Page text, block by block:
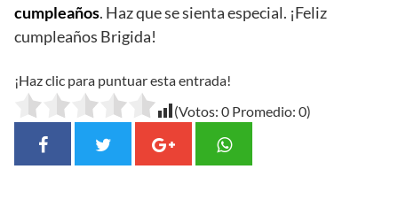
cumpleaños. Haz que se sienta especial. ¡Feliz
cumpleaños Brigida!
¡Haz clic para puntuar esta entrada!
(Votos: 0 Promedio: 0)